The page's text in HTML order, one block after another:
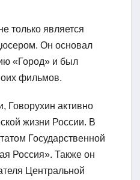
только является
Он основал
«Город» и был
фильмов.
Говорухин активно
жизни России. В
Государственной
Россия». Также он
Центральной